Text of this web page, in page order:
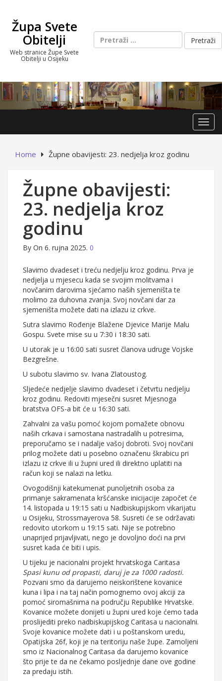
contentŽupa Svete
Obitelji
Web stranice Župe Svete
Obitelji u Osijeku
Pretraži:
Home Župne obavijesti: 23. nedjelja kroz godinu
Župne obavijesti:
23. nedjelja kroz
godinu
By On 6. rujna 2025. 0
Slavimo dvadeset i treću nedjelju kroz godinu. Prva je
nedjelja u mjesecu kada se svojim molitvama i
novčanim darovima sjećamo naših sjemeništa te
molimo za duhovna zvanja. Svoj novčani dar za
sjemeništa možete dati na izlazu iz crkve.
Sutra slavimo Rođenje Blažene Djevice Marije Malu
Gospu. Svete mise su u 7:30 i 18:30 sati.
U utorak je u 16:00 sati susret članova udruge Vojske
Bezgrešne.
U subotu slavimo sv. Ivana Zlatoustog.
Sljedeće nedjelje slavimo dvadeset i četvrtu nedjelju
kroz godinu. Redoviti mjesečni susret Mjesnoga
bratstva OFS-a bit će u 16:30 sati.
Zahvalni za vašu pomoć kojom pomažete obnovu
naših crkava i samostana nastradalih u potresima,
preporučamo se i nadalje vašoj dobroti. Svoj novčani
prilog možete dati u posebno označenu škrabicu pri
izlazu iz crkve ili u župni ured ili direktno uplatiti na
račun koji se nalazi na letku.
Ovogodišnji katekumenat punoljetnih osoba za
primanje sakramenata kršćanske inicijacije započet će
14. listopada u 19:15 sati u Nadbiskupijskom vikarijatu
u Osijeku, Strossmayerova 58. Susreti će se održavati
redovito utorkom u 19:15 sati. Nije se potrebno
unaprijed prijavljivati, nego je dovoljno doći na prvi
susret kada će biti i upis.
U tijeku je nacionalni projekt hrvatskoga Caritasa
Spasi kunu od propasti, daruj je za 1000 radosti.
Pozvani smo da darujemo neiskorištene kovanice
kuna i lipa i na taj način pomognemo ovoj akciji za
pomoć siromašnima na području Republike Hrvatske.
Kovanice možete donijeti u župni ured koje ćemo tada
proslijediti preko nadbiskupijskog Caritasa u nacionalni.
Svoje kovanice možete dati i u poštanskom uredu,
Opatijska 26f, koji je na teritoriju naše župe. Zamoljeni
smo iz Nacionalnog Caritasa da darujemo kovanice
što prije te da ne čekamo posljednje dane ove godine
za predaju istih.